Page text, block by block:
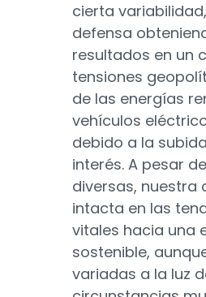
cierta
defensa
resultados en un
tensiones
de las energías
vehículos
debido a la
interés. A pesar
diversas, nuestra
intacta en las
vitales hacia una
sostenible,
variadas a la luz